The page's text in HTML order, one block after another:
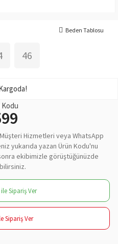
46
Beden Tablosu
Hizmetleri veya WhatsApp
yukarıda yazan Ürün Kodu'nu
ekibimizle görüştüğünüzde
Sipariş Ver
Sipariş Ver